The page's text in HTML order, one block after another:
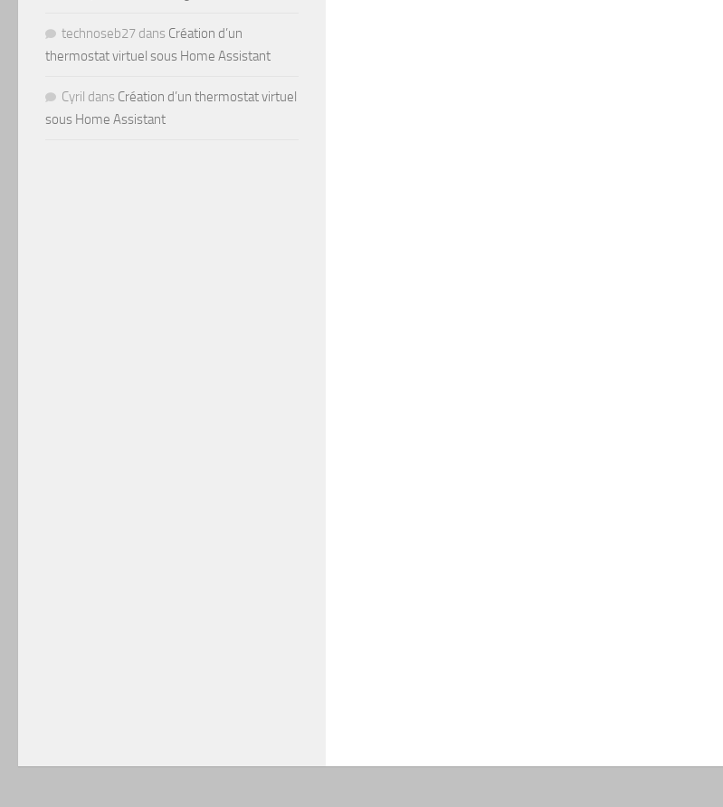
technoseb27 dans Création d’un
thermostat virtuel sous Home Assistant
Cyril dans Création d’un thermostat virtuel
sous Home Assistant